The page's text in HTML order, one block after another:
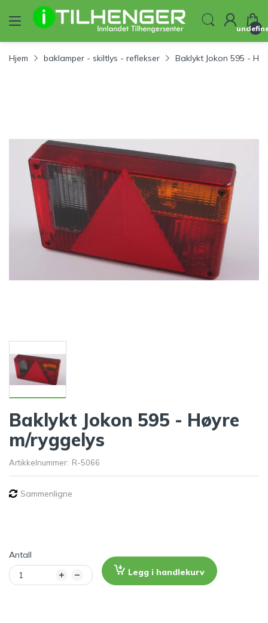
Hjem baklamper - skiltlys - reflekser Baklykt Jokon 595 -
Baklykt Jokon 595 - Høyre
m/ryggelys
Artikkelnummer: R-5066
Sammenligne
Antall
Legg i handlekurv